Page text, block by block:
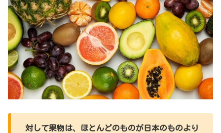
対して果物は、ほとんどのものが日本のものより